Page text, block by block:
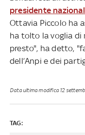
presidente
Ottavia Piccolo ha
ha tolto la voglia di
presto", ha detto,
dell’Anpi e dei
Data ultima modifica 12
TAG: